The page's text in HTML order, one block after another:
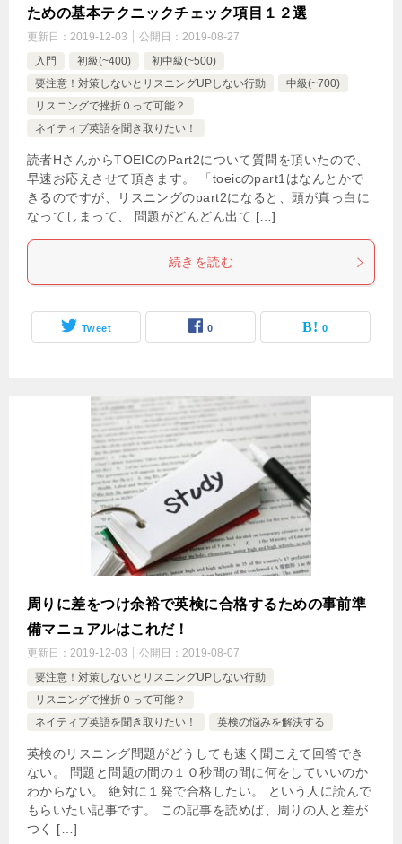
ための基本テクニックチェック項目１２選
更新日： 2019-12-03 公開日： 2019-08-27
入門
初級(~400)
初中級(~500)
要注意！対策しないとリスニングUPしない行動
中級(~700)
リスニングで挫折０って可能？
ネイティブ英語を聞き取りたい！
読者HさんからTOEICのPart2について質問を頂いたので、
早速お応えさせて頂きます。 「toeicのpart1はなんとかで
きるのですが、リスニングのpart2になると、頭が真っ白に
なってしまって、 問題がどんどん出て […]
続きを読む
Tweet 0 0
周りに差をつけ余裕で英検に合格するための事前準
備マニュアルはこれだ！
更新日： 2019-12-03 公開日： 2019-08-07
要注意！対策しないとリスニングUPしない行動
リスニングで挫折０って可能？
ネイティブ英語を聞き取りたい！
英検の悩みを解決する
英検のリスニング問題がどうしても速く聞こえて回答でき
ない。 問題と問題の間の１０秒間の間に何をしていいのか
わからない。 絶対に１発で合格したい。 という人に読んで
もらいたい記事です。 この記事を読めば、周りの人と差が
つく […]